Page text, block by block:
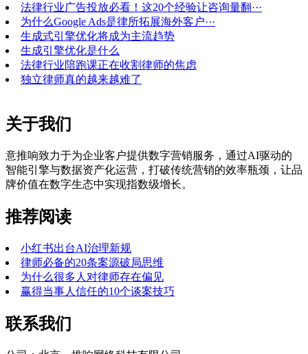
法律行业广告投放必看！这20个经验让咨询量翻···
为什么Google Ads是律所拓展海外客户···
生成式引擎优化将成为主流趋势
生成引擎优化是什么
法律行业陪跑课正在收割律师的焦虑
独立律师真的越来越难了
关于我们
意推响致力于为企业客户提供数字营销服务，通过AI驱动的
智能引擎与数据资产化运营，打破传统营销的效率瓶颈，让品
牌价值在数字生态中实现指数级增长。
推荐阅读
小红书出台AI治理新规
律师必备的20条案源破局思维
为什么很多人对律师存在偏见
赢得当事人信任的10个谈案技巧
联系我们